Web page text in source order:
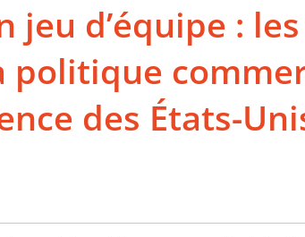
jeu d’équipe : les
politique
des États-